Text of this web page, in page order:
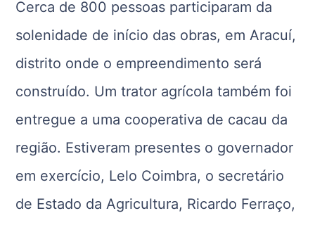
Cerca de 800 pessoas participaram da
solenidade de início das obras, em Aracuí,
distrito onde o empreendimento será
construído. Um trator agrícola também foi
entregue a uma cooperativa de cacau da
região. Estiveram presentes o governador
em exercício, Lelo Coimbra, o secretário
de Estado da Agricultura, Ricardo Ferraço,